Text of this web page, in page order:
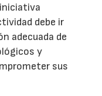
debe ir
adecuada de
y
sus